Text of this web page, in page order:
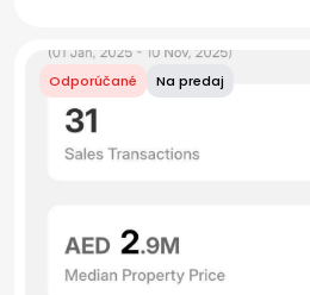
Odporúčané Na predaj